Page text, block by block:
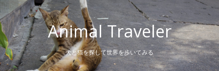
S
k
i
p
t
o
c
Animal Traveler
犬と猫を探して世界を歩いてみる